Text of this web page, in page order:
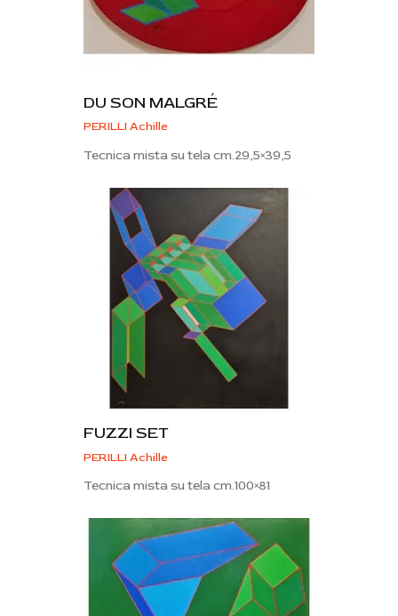
DU SON MALGRÉ
PERILLI Achille
Tecnica mista su tela cm.29,5×39,5
FUZZI SET
PERILLI Achille
Tecnica mista su tela cm.100×81